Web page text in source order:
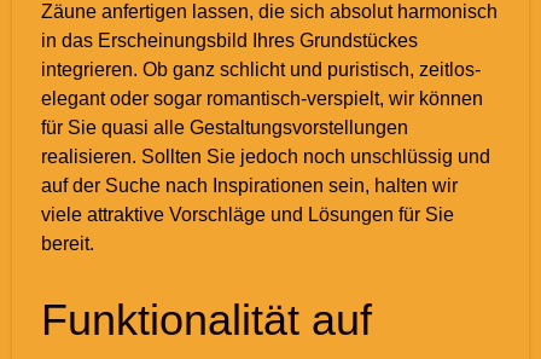
Zäune anfertigen lassen, die sich absolut harmonisch
in das Erscheinungsbild Ihres Grundstückes
integrieren. Ob ganz schlicht und puristisch, zeitlos-
elegant oder sogar romantisch-verspielt, wir können
für Sie quasi alle Gestaltungsvorstellungen
realisieren. Sollten Sie jedoch noch unschlüssig und
auf der Suche nach Inspirationen sein, halten wir
viele attraktive Vorschläge und Lösungen für Sie
bereit.
Funktionalität auf